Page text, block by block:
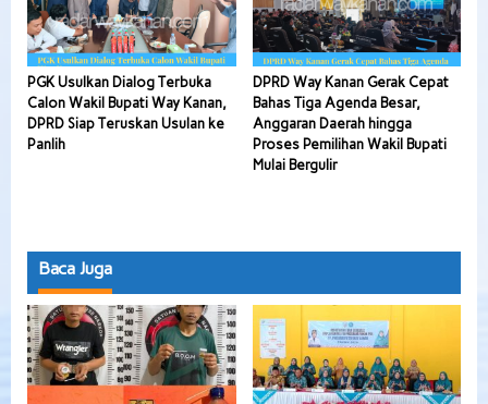
PGK Usulkan Dialog Terbuka
Calon Wakil Bupati Way Kanan,
DPRD Siap Teruskan Usulan ke
Panlih
DPRD Way Kanan Gerak Cepat
Bahas Tiga Agenda Besar,
Anggaran Daerah hingga
Proses Pemilihan Wakil Bupati
Mulai Bergulir
Baca Juga